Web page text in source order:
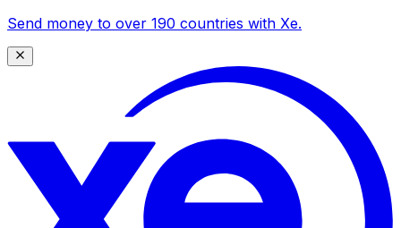
Send money to over 190 countries with Xe.